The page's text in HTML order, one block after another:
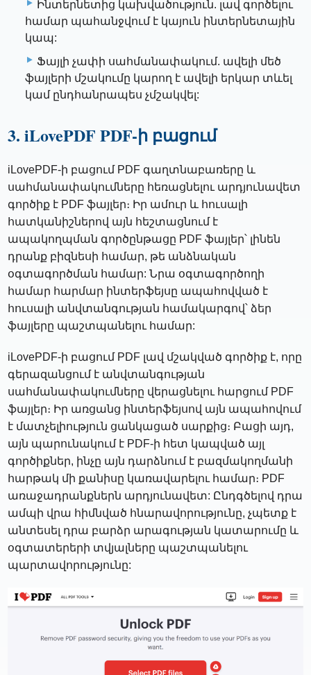
Ինտերնետից կախվածություն. լավ գործելու
համար պահանջվում է կայուն ինտերնետային
կապ:
Ֆայլի չափի սահմանափակում. ավելի մեծ
ֆայլերի մշակումը կարող է ավելի երկար տևել
կամ ընդհանրապես չմշակվել:
3. iLovePDF PDF-ի բացում
iLovePDF-ի բացում PDF գաղտնաբառերը և
սահմանափակումները հեռացնելու արդյունավետ
գործիք է PDF ֆայլեր։ Իր ամուր և հուսալի
հատկանիշներով այն հեշտացնում է
ապակողպման գործընթացը PDF ֆայլեր՝ լինեն
դրանք բիզնեսի համար, թե անձնական
օգտագործման համար: Նրա օգտագործողի
համար հարմար ինտերֆեյսը ապահովված է
հուսալի անվտանգության համակարգով՝ ձեր
ֆայլերը պաշտպանելու համար:
iLovePDF-ի բացում PDF լավ մշակված գործիք է, որը
գերազանցում է անվտանգության
սահմանափակումները վերացնելու հարցում PDF
ֆայլեր։ Իր առցանց ինտերֆեյսով այն ապահովում
է մատչելիություն ցանկացած սարքից։ Բացի այդ,
այն պարունակում է PDF-ի հետ կապված այլ
գործիքներ, ինչը այն դարձնում է բազմակողմանի
հարթակ մի քանիսը կառավարելու համար։ PDF
առաջադրանքներն արդյունավետ: Ընդգծելով դրա
ամպի վրա հիմնված հնարավորությունը, չպետք է
անտեսել դրա բարձր արագության կատարումը և
օգտատերերի տվյալները պաշտպանելու
պարտավորությունը: